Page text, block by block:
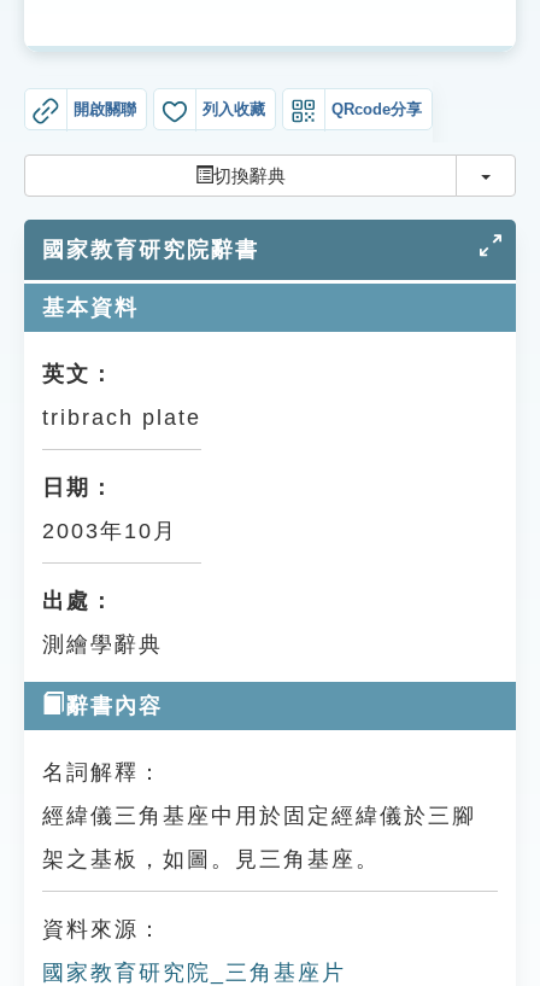
成語故事
索引選單
知識索引
生命大百科索引
遊戲專區
教學應用
貓頭鷹博士
開啟關聯 列入收藏 QRcode分享
切換辭典 切換
國家教育研究院辭書
基本資料
英文：
tribrach plate
日期：
2003年10月
出處：
測繪學辭典
辭書內容
名詞解釋：
經緯儀三角基座中用於固定經緯儀於三腳
架之基板，如圖。見三角基座。
資料來源：
國家教育研究院_三角基座片